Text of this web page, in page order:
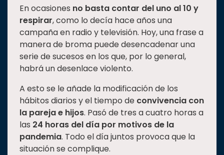
TEMAS
Oferta
educativa
Rectoría
Investigación
Internacionalización
Responsabilidad
En ocasiones no basta contar del uno al 10 y
respirar, como lo decía hace años una
campaña en radio y televisión. Hoy, una frase a
manera de broma puede desencadenar una
serie de sucesos en los que, por lo general,
habrá un desenlace violento.
A esto se le añade la modificación de los
hábitos diarios y el tiempo de convivencia con
la pareja e hijos. Pasó de tres a cuatro horas a
las 24 horas del día por motivos de la
pandemia. Todo el día juntos provoca que la
situación se complique.